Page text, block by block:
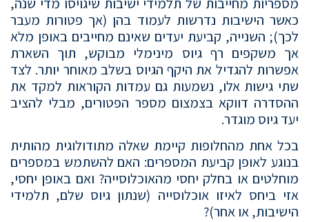
כאשר הישיבות נדרשות לעמוד בהן (אך פטורות מעבר
לכך); השנייה, קביעת יעדים שאינם מחייבים באופן מלא
אך משקפים רף גיוס מינימלי מבוקש, תוך השארת
אפשרות להגדיל את היקף הגיוס בשלב מאוחר יותר. לצד
שתי גישות אלו, נשמעות גם עמדות הקוראות למקד את
ההסדרה דווקא בצמצום מספר הפטורים, מבלי להציב
יעד גיוס מוגדר.
בכל אחת מהחלופות קיימת שאלה מתודולוגית מהותית
בנוגע לאופן קביעת המספרים: האם להשתמש במספרים
מוחלטים או בחלק יחסי מהאוכלוסייה? ואם באופן יחסי,
אזי ביחס לאיזו אוכלוסייה (שנתון גיוס שלם, תלמידי
הישיבות, או אחר)?